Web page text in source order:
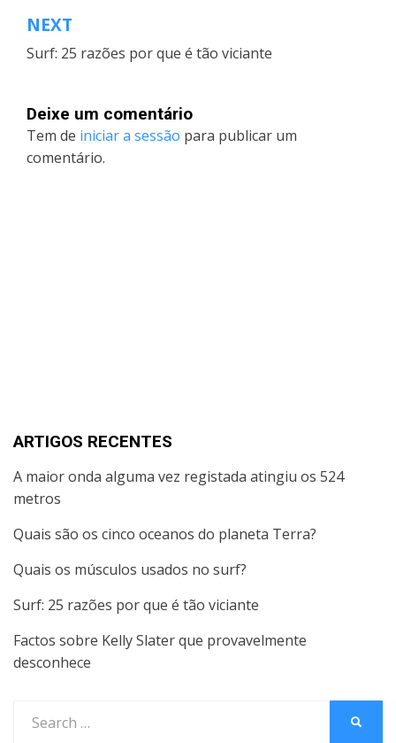
artigos
NEXT
Surf: 25 razões por que é tão viciante
Deixe um comentário
Tem de iniciar a sessão para publicar um
comentário.
ARTIGOS RECENTES
A maior onda alguma vez registada atingiu os 524
metros
Quais são os cinco oceanos do planeta Terra?
Quais os músculos usados no surf?
Surf: 25 razões por que é tão viciante
Factos sobre Kelly Slater que provavelmente
desconhece
for: